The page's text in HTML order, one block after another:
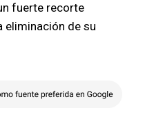
fuerte recorte
eliminación de su